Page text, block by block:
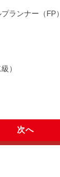
ランナー（FP）
）
次へ